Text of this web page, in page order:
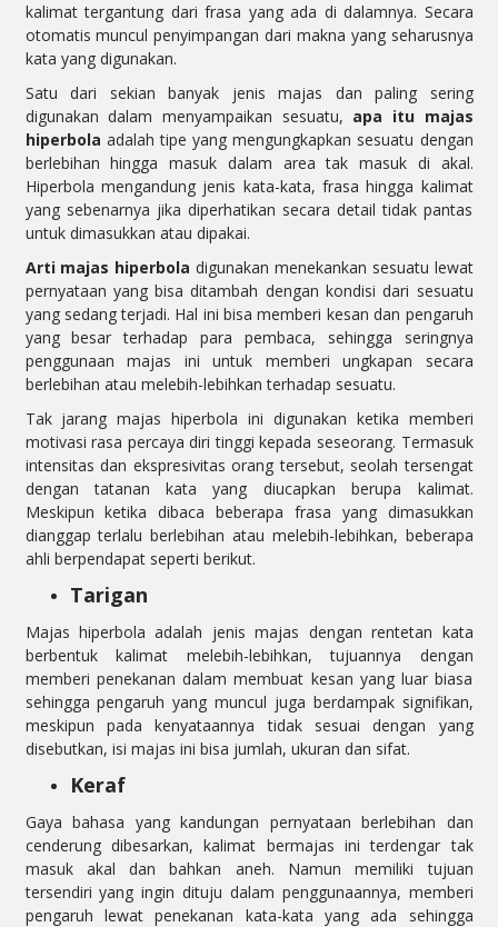
kalimat tergantung dari frasa yang ada di dalamnya. Secara
otomatis muncul penyimpangan dari makna yang seharusnya
kata yang digunakan.
Satu dari sekian banyak jenis majas dan paling sering
digunakan dalam menyampaikan sesuatu, apa itu majas
hiperbola adalah tipe yang mengungkapkan sesuatu dengan
berlebihan hingga masuk dalam area tak masuk di akal.
Hiperbola mengandung jenis kata-kata, frasa hingga kalimat
yang sebenarnya jika diperhatikan secara detail tidak pantas
untuk dimasukkan atau dipakai.
Arti majas hiperbola digunakan menekankan sesuatu lewat
pernyataan yang bisa ditambah dengan kondisi dari sesuatu
yang sedang terjadi. Hal ini bisa memberi kesan dan pengaruh
yang besar terhadap para pembaca, sehingga seringnya
penggunaan majas ini untuk memberi ungkapan secara
berlebihan atau melebih-lebihkan terhadap sesuatu.
Tak jarang majas hiperbola ini digunakan ketika memberi
motivasi rasa percaya diri tinggi kepada seseorang. Termasuk
intensitas dan ekspresivitas orang tersebut, seolah tersengat
dengan tatanan kata yang diucapkan berupa kalimat.
Meskipun ketika dibaca beberapa frasa yang dimasukkan
dianggap terlalu berlebihan atau melebih-lebihkan, beberapa
ahli berpendapat seperti berikut.
Tarigan
Majas hiperbola adalah jenis majas dengan rentetan kata
berbentuk kalimat melebih-lebihkan, tujuannya dengan
memberi penekanan dalam membuat kesan yang luar biasa
sehingga pengaruh yang muncul juga berdampak signifikan,
meskipun pada kenyataannya tidak sesuai dengan yang
disebutkan, isi majas ini bisa jumlah, ukuran dan sifat.
Keraf
Gaya bahasa yang kandungan pernyataan berlebihan dan
cenderung dibesarkan, kalimat bermajas ini terdengar tak
masuk akal dan bahkan aneh. Namun memiliki tujuan
tersendiri yang ingin dituju dalam penggunaannya, memberi
pengaruh lewat penekanan kata-kata yang ada sehingga